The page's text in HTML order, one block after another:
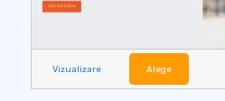
Vizualizare Alege